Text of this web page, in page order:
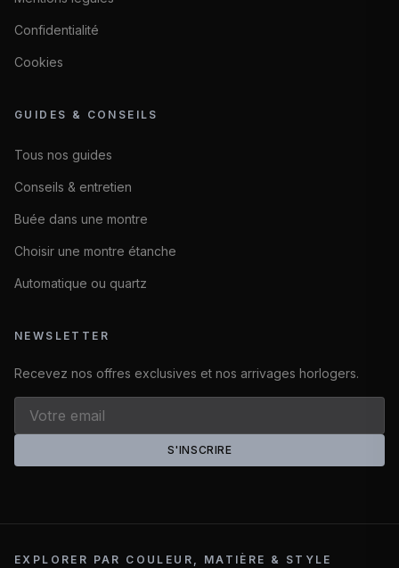
Confidentialité
Cookies
GUIDES & CONSEILS
Tous nos guides
Conseils & entretien
Buée dans une montre
Choisir une montre étanche
Automatique ou quartz
NEWSLETTER
Recevez nos offres exclusives et nos arrivages horlogers.
S'INSCRIRE
EXPLORER PAR COULEUR, MATIÈRE & STYLE